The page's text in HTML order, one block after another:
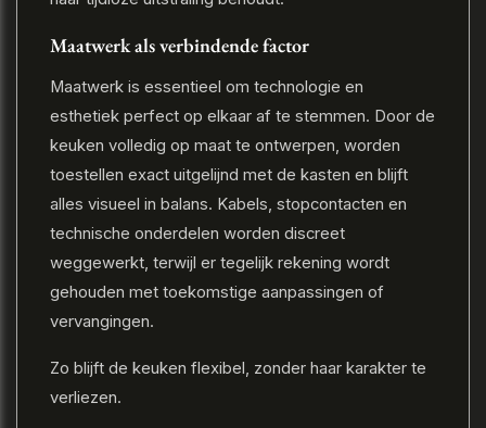
Maatwerk als verbindende factor
Maatwerk is essentieel om technologie en
esthetiek perfect op elkaar af te stemmen. Door de
keuken volledig op maat te ontwerpen, worden
toestellen exact uitgelijnd met de kasten en blijft
alles visueel in balans. Kabels, stopcontacten en
technische onderdelen worden discreet
weggewerkt, terwijl er tegelijk rekening wordt
gehouden met toekomstige aanpassingen of
vervangingen.
Zo blijft de keuken flexibel, zonder haar karakter te
verliezen.